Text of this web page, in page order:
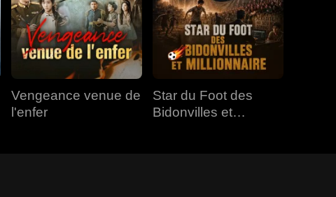
Vengeance venue de
l'enfer
Star du Foot des
Bidonvilles et